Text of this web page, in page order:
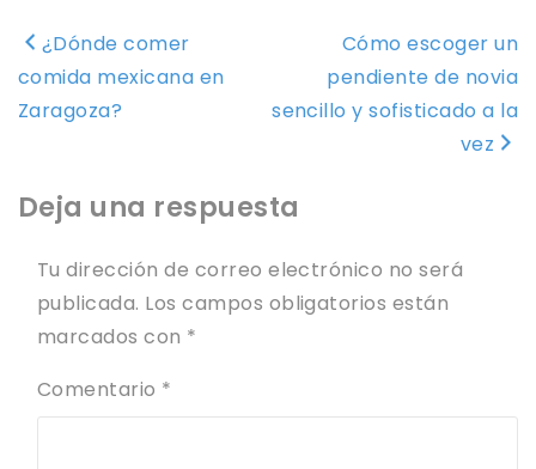
Navegación
de
entradas
¿Dónde comer
comida mexicana en
Zaragoza?
Cómo escoger un
pendiente de novia
sencillo y sofisticado a la
vez
Deja una respuesta
Tu dirección de correo electrónico no será
publicada. Los campos obligatorios están
marcados con *
Comentario *